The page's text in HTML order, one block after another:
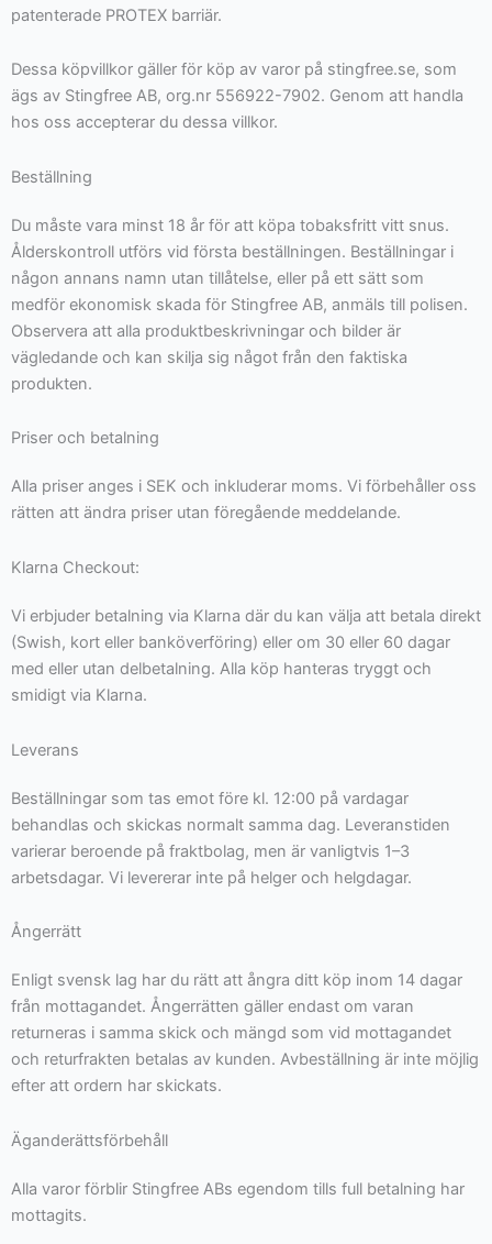
patenterade PROTEX barriär.
Dessa köpvillkor gäller för köp av varor på stingfree.se, som
ägs av Stingfree AB, org.nr 556922-7902. Genom att handla
hos oss accepterar du dessa villkor.
Beställning
Du måste vara minst 18 år för att köpa tobaksfritt vitt snus.
Ålderskontroll utförs vid första beställningen. Beställningar i
någon annans namn utan tillåtelse, eller på ett sätt som
medför ekonomisk skada för Stingfree AB, anmäls till polisen.
Observera att alla produktbeskrivningar och bilder är
vägledande och kan skilja sig något från den faktiska
produkten.
Priser och betalning
Alla priser anges i SEK och inkluderar moms. Vi förbehåller oss
rätten att ändra priser utan föregående meddelande.
Klarna Checkout:
Vi erbjuder betalning via Klarna där du kan välja att betala direkt
(Swish, kort eller banköverföring) eller om 30 eller 60 dagar
med eller utan delbetalning. Alla köp hanteras tryggt och
smidigt via Klarna.
Leverans
Beställningar som tas emot före kl. 12:00 på vardagar
behandlas och skickas normalt samma dag. Leveranstiden
varierar beroende på fraktbolag, men är vanligtvis 1–3
arbetsdagar. Vi levererar inte på helger och helgdagar.
Ångerrätt
Enligt svensk lag har du rätt att ångra ditt köp inom 14 dagar
från mottagandet. Ångerrätten gäller endast om varan
returneras i samma skick och mängd som vid mottagandet
och returfrakten betalas av kunden. Avbeställning är inte möjlig
efter att ordern har skickats.
Äganderättsförbehåll
Alla varor förblir Stingfree ABs egendom tills full betalning har
mottagits.